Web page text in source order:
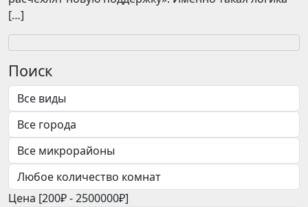
[…]
Поиск
Цена [200₽-2500000₽]